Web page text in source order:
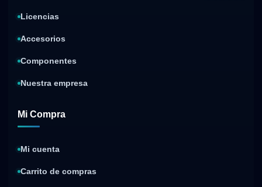
Licencias
Accesorios
Componentes
Nuestra empresa
Mi Compra
Mi cuenta
Carrito de compras